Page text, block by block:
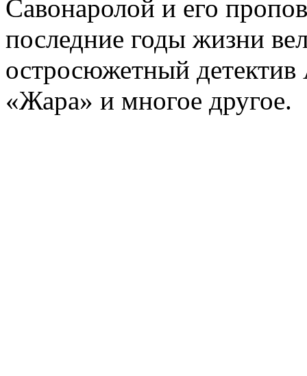
Савонаролой и его
последние годы жизни
остросюжетный детектив
«Жара» и многое другое.